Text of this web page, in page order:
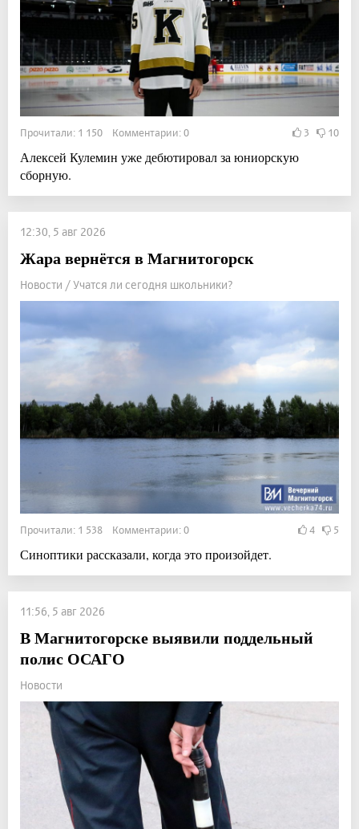
Прочитали: 1 150 Комментарии: 0 3 10
Алексей Кулемин уже дебютировал за юниорскую
сборную.
12:30, 5 авг 2026
Жара вернётся в Магнитогорск
Новости / Учатся ли сегодня школьники?
Прочитали: 1 538 Комментарии: 0 4 5
Синоптики рассказали, когда это произойдет.
11:56, 5 авг 2026
В Магнитогорске выявили поддельный
полис ОСАГО
Новости